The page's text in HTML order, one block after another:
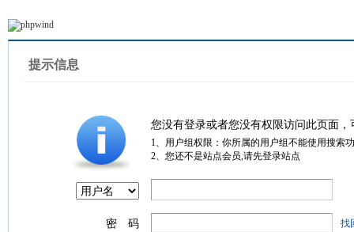
提示信息
您没有登录或者您没有权限访问此页面
1、用户组权限：你所属的用户组不能使用搜索
2、您还不是站点会员,请先登录站点
密 码 找